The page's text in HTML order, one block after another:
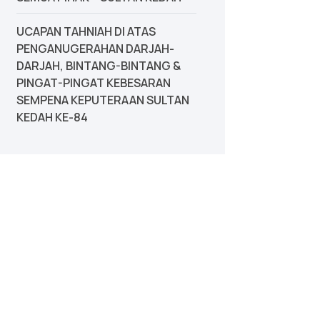
UCAPAN TAHNIAH DI ATAS
PENGANUGERAHAN DARJAH-
DARJAH, BINTANG-BINTANG &
PINGAT-PINGAT KEBESARAN
SEMPENA KEPUTERAAN SULTAN
KEDAH KE-84